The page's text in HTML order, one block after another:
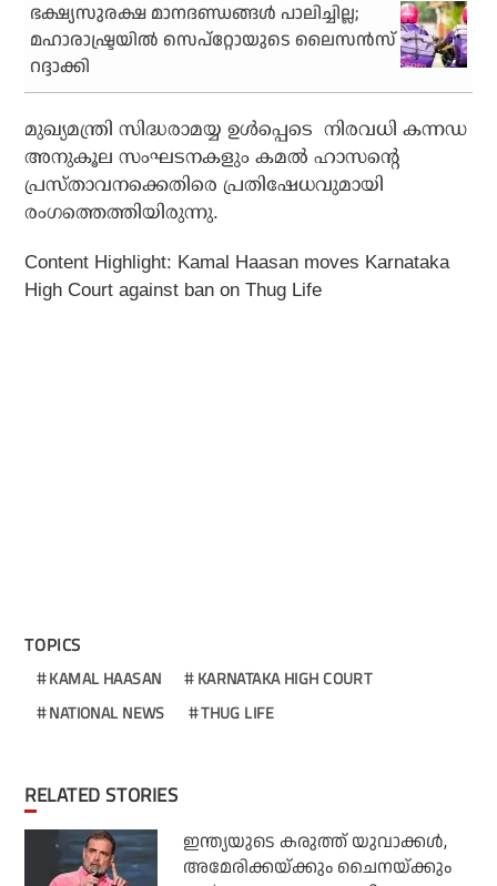
ഭക്ഷ്യസുരക്ഷ മാനദണ്ഡങ്ങള്‍ പാലിച്ചില്ല;
മഹാരാഷ്ട്രയില്‍ സെപ്‌റ്റോയുടെ ലൈസന്‍സ്
റദ്ദാക്കി
മുഖ്യമന്ത്രി സിദ്ധരാമയ്യ ഉള്‍പ്പെടെ നിരവധി കന്നഡ
അനുകൂല സംഘടനകളും കമല്‍ ഹാസന്റെ
പ്രസ്താവനക്കെതിരെ പ്രതിഷേധവുമായി
രംഗത്തെത്തിയിരുന്നു.
Content Highlight: Kamal Haasan moves Karnataka
High Court against ban on Thug Life
TOPICS
KAMAL HAASAN
KARNATAKA HIGH COURT
NATIONAL NEWS
THUG LIFE
RELATED STORIES
ഇന്ത്യയുടെ കരുത്ത് യുവാക്കള്‍,
അമേരിക്കയ്ക്കും ചൈനയ്ക്കും